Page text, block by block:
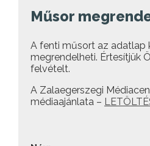
Műsor
A fenti műsort az adatlap
megrendelheti. Értesítjük
felvételt.
A Zalaegerszegi
médiaajánlata –